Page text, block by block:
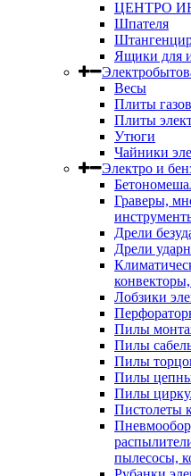
ЦЕНТРО
Шпателя
Ящики для
Весы
Плиты
Плиты
Утюги
Чайники
Электро и
Граверы,
Дрели
Дрели
Лобзики
Пилы
Пилы
Пилы
Пилы
Пилы
Пистолеты
пылесосы,